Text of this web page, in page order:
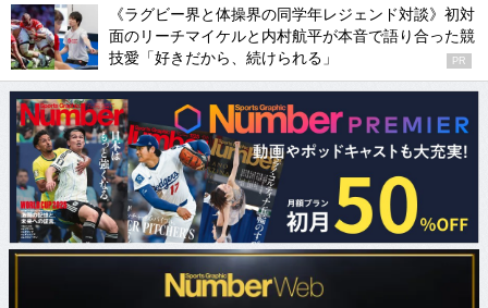
《ラグビー界と体操界の同学年レジェンド対談》初対
面のリーチマイケルと内村航平が本音で語り合った競
技愛「好きだから、続けられる」
PR